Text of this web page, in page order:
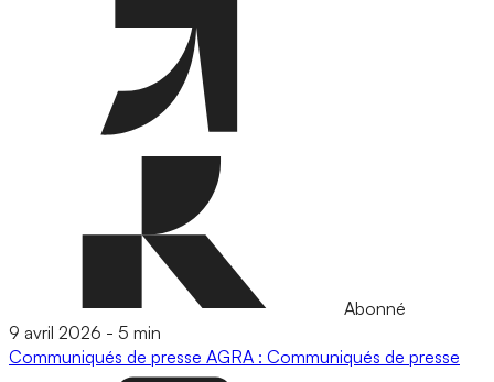
Abonné
9 avril 2026 - 5 min
Communiqués de presse AGRA : Communiqués de presse